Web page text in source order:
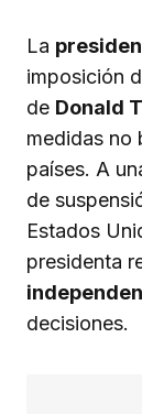
La
imposición
de Donald
medidas no
países. A
de
Estados
presidenta
decisiones.